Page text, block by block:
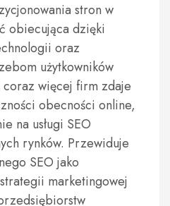
stron w
obiecująca dzięki
oraz
użytkowników
więcej firm zdaje
obecności online,
na usługi SEO
rynków. Przewiduje
SEO jako
marketingowej